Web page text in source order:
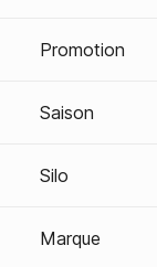
Promotion
Saison
Silo
Marque